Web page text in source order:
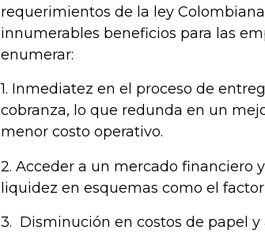
requerimientos de la ley
innumerables beneficios para las
enumerar:
1. Inmediatez en el proceso de
cobranza, lo que redunda en un
menor costo operativo.
2. Acceder a un mercado financiero
liquidez en esquemas como el
3. Disminución en costos de papel